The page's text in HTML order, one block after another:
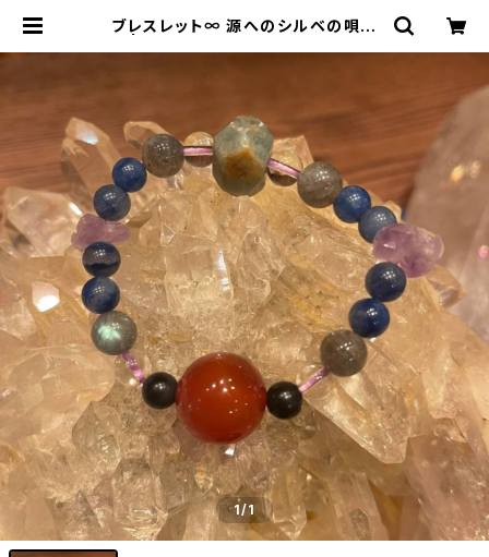
ブレスレット∞ 源へのシルベの唄〜
1/1